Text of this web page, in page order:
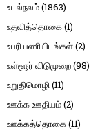
உடல்நலம்(1863)
உதவித்தொகை(1)
உபரி பணியிடங்கள்(2)
உள்ளூர் விடுமுறை(98)
உறுதிமொழி(11)
ஊக்க ஊதியம்(2)
ஊக்கத்தொகை(11)